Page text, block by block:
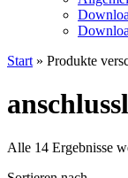
Start » Produkte
Alle 14 Ergebnisse